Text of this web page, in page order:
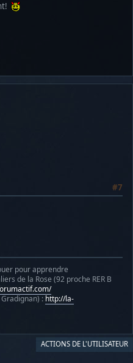
#7
pour apprendre
de la Rose (92 proche RER B
: http://la-
ACTIONS DE L'UTILISATEUR